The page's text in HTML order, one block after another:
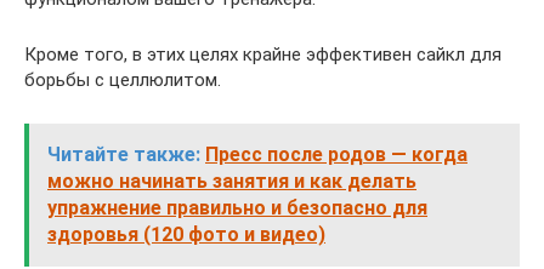
Кроме того, в этих целях крайне эффективен сайкл для
борьбы с целлюлитом.
Читайте также: Пресс после родов — когда
можно начинать занятия и как делать
упражнение правильно и безопасно для
здоровья (120 фото и видео)